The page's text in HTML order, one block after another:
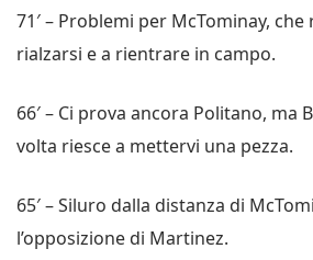
71′ – Problemi per McTominay, che
rialzarsi e a rientrare in campo.
66′ – Ci prova ancora Politano, ma
volta riesce a mettervi una pezza.
65′ – Siluro dalla distanza di
l’opposizione di Martinez.